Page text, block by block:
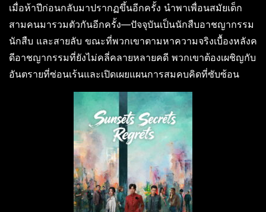
เมื่อห้าปีก่อนกลับมาปรากฏขึ้นอีกครั้ง นำพาเพื่อนสมัยเด็ก
สามคนมารวมตัวกันอีกครั้ง—ปัจจุบันเป็นนักสืบอาชญากรรม
นักสืบ และสายลับ ขณะที่พวกเขาตามหาความจริงเบื้องหลังค
ดีอาชญากรรมที่ยังไม่คลี่คลายหลายคดี พวกเขาต้องเผชิญกับ
อันตรายที่ซ่อนเร้นและเปิดเผยแผนการสมคบคิดที่ซับซ้อน